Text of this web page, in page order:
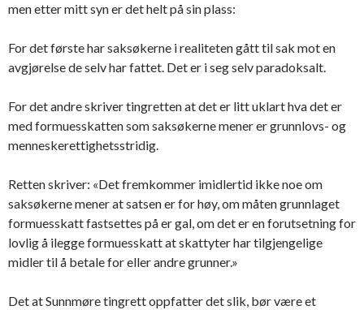
men etter mitt syn er det helt på sin plass:
For det første har saksøkerne i realiteten gått til sak mot en
avgjørelse de selv har fattet. Det er i seg selv paradoksalt.
For det andre skriver tingretten at det er litt uklart hva det er
med formuesskatten som saksøkerne mener er grunnlovs- og
menneskerettighetsstridig.
Retten skriver: «Det fremkommer imidlertid ikke noe om
saksøkerne mener at satsen er for høy, om måten grunnlaget
formuesskatt fastsettes på er gal, om det er en forutsetning for
lovlig å ilegge formuesskatt at skattyter har tilgjengelige
midler til å betale for eller andre grunner.»
Det at Sunnmøre tingrett oppfatter det slik, bør være et